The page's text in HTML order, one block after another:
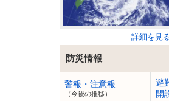
詳細を見
防災情報
警報・注意報
（今後の推移）
避
開